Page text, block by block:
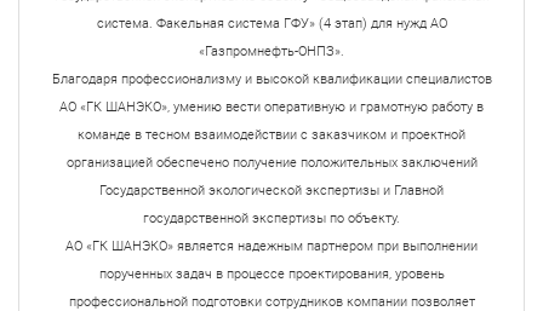
система. Факельная система ГФУ» (4 этап) для нужд АО
«Газпромнефть-ОНПЗ».
Благодаря профессионализму и высокой квалификации специалистов
АО «ГК ШАНЭКО», умению вести оперативную и грамотную работу в
команде в тесном взаимодействии с заказчиком и проектной
организацией обеспечено получение положительных заключений
Государственной экологической экспертизы и Главной
государственной экспертизы по объекту.
АО «ГК ШАНЭКО» является надежным партнером при выполнении
порученных задач в процессе проектирования, уровень
профессиональной подготовки сотрудников компании позволяет